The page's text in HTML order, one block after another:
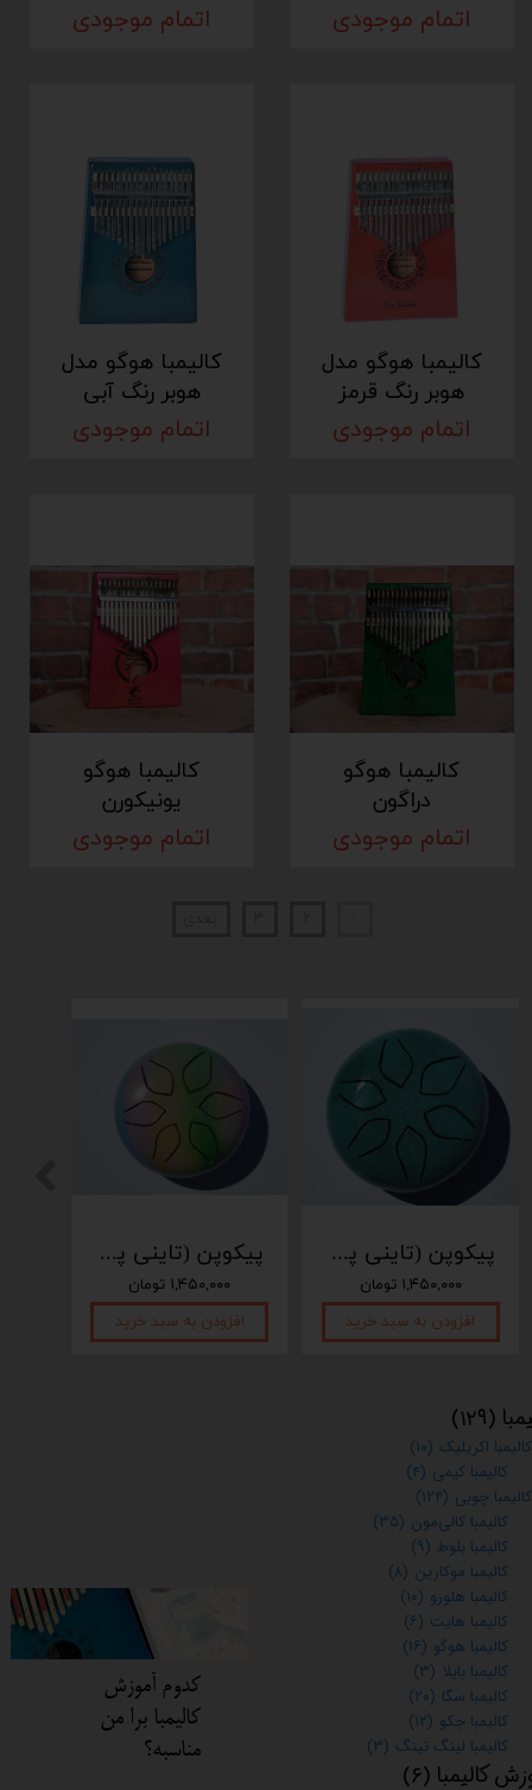
اتمام موجودی اتمام موجودی
کالیمبا هوگو مدل
هوبر رنگ قرمز
اتمام موجودی
کالیمبا هوگو مدل
هوبر رنگ آبی
اتمام موجودی
کالیمبا هوگو
دراگون
اتمام موجودی
کالیمبا هوگو
یونیکورن
اتمام موجودی
(۱۲۹)
کالیمبا اکریلیک (۱۰)
کالیمبا کیمی (۴)
کالیمبا چوبی (۱۲۴)
کالیمبا کالی‌مون (۳۵)
کالیمبا بلوط (۹)
کالیمبا موکارین (۸)
کالیمبا هلورو (۱۰)
کالیمبا هایت (۶)
کالیمبا هوگو (۱۶)
کالیمبا بایلا (۳)
کالیمبا سگا (۲۰)
کالیمبا جکو (۱۲)
کالیمبا لینگ تینگ (۳)
کالیمبا (۶)
پیکوپن (تاینی پن) 6 نت برند دلکو
۱,۴۵۰,۰۰۰ تومان
افزودن به سبد خرید
پیکوپن (تاینی پن) 6 نت برند دلکو
۱,۴۵۰,۰۰۰ تومان
افزودن به سبد خرید
کدوم آموزش
کالیمبا برا من
مناسبه؟